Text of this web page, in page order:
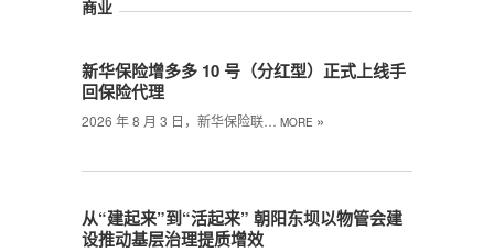
商业
新华保险增多多 10 号（分红型）正式上线手
回保险代理
2026 年 8 月 3 日，新华保险联… MORE »
从“建起来”到“活起来” 朝阳东坝以物管会建
设推动基层治理提质增效